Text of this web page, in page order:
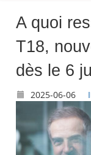
A quoi
T18,
dès le 6
2025-06-06